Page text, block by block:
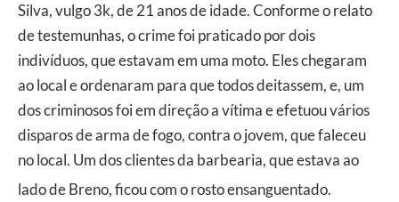
Silva, vulgo 3k, de 21 anos de idade. Conforme o relato
de testemunhas, o crime foi praticado por dois
indivíduos, que estavam em uma moto. Eles chegaram
ao local e ordenaram para que todos deitassem, e, um
dos criminosos foi em direção a vítima e efetuou vários
disparos de arma de fogo, contra o jovem, que faleceu
no local. Um dos clientes da barbearia, que estava ao
lado de Breno, ficou com o rosto ensanguentado.